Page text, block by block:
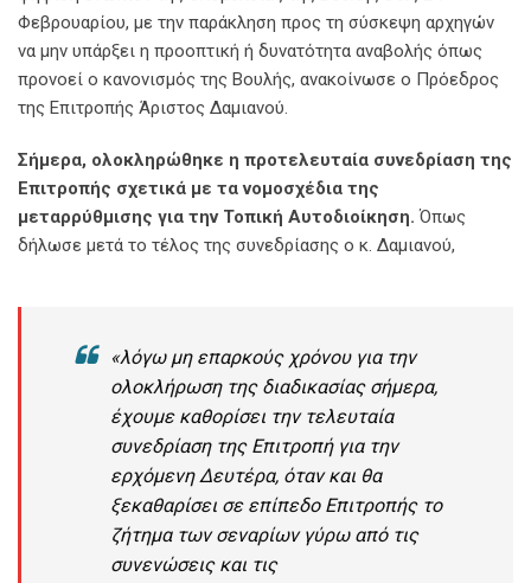
Φεβρουαρίου, με την παράκληση προς τη σύσκεψη αρχηγών
να μην υπάρξει η προοπτική ή δυνατότητα αναβολής όπως
προνοεί ο κανονισμός της Βουλής, ανακοίνωσε ο Πρόεδρος
της Επιτροπής Άριστος Δαμιανού.
Σήμερα, ολοκληρώθηκε η προτελευταία συνεδρίαση της
Επιτροπής σχετικά με τα νομοσχέδια της
μεταρρύθμισης για την Τοπική Αυτοδιοίκηση. Όπως
δήλωσε μετά το τέλος της συνεδρίασης ο κ. Δαμιανού,
«λόγω μη επαρκούς χρόνου για την
ολοκλήρωση της διαδικασίας σήμερα,
έχουμε καθορίσει την τελευταία
συνεδρίαση της Επιτροπή για την
ερχόμενη Δευτέρα, όταν και θα
ξεκαθαρίσει σε επίπεδο Επιτροπής το
ζήτημα των σεναρίων γύρω από τις
συνενώσεις και τις